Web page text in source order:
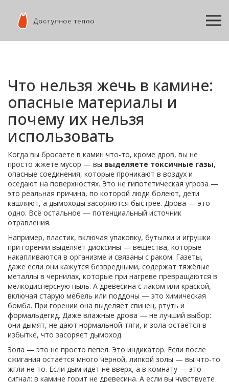
Что нельзя жечь в камине:
опасные материалы и
почему их нельзя
использовать
Когда вы бросаете в камин что-то, кроме дров, вы не
просто жжёте мусор — вы выделяете токсичные газы,
опасные соединения, которые проникают в воздух и
оседают на поверхностях. Это не гипотетическая угроза —
это реальная причина, по которой люди болеют, дети
кашляют, а дымоходы засоряются быстрее. Дрова — это
одно. Всё остальное — потенциальный источник
отравления.
Например, пластик, включая упаковку, бутылки и игрушки
при горении выделяет диоксины — вещества, которые
накапливаются в организме и связаны с раком. Газеты,
даже если они кажутся безвредными, содержат тяжёлые
металлы в чернилах, которые при нагреве превращаются в
мелкодисперсную пыль. А древесина с лаком или краской,
включая старую мебель или поддоны — это химическая
бомба. При горении она выделяет свинец, ртуть и
формальдегид. Даже влажные дрова — не лучший выбор:
они дымят, не дают нормальной тяги, и зола остаётся в
избытке, что засоряет дымоход.
Зола — это не просто пепел. Это индикатор. Если после
сжигания остаётся много чёрной, липкой золы — вы что-то
жгли не то. Если дым идёт не вверх, а в комнату — это
сигнал: в камине горит не древесина. А если вы чувствуете